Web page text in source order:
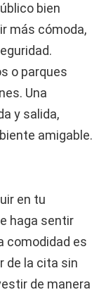
bien
más cómoda,
o parques
Una
y salida,
amigable.
en tu
haga sentir
comodidad es
de la cita sin
de manera